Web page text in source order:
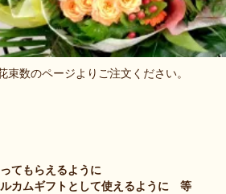
数のページよりご注文ください。
てもらえるように
ルカムギフトとして使えるように 等